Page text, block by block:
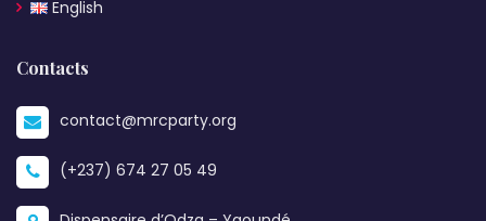
English
Contacts
contact@mrcparty.org
(+237) 674 27 05 49